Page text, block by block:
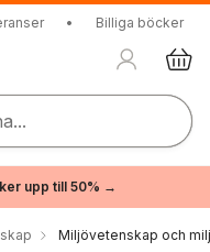
• Billiga böcker
upp till 50% →
Miljövetenskap och